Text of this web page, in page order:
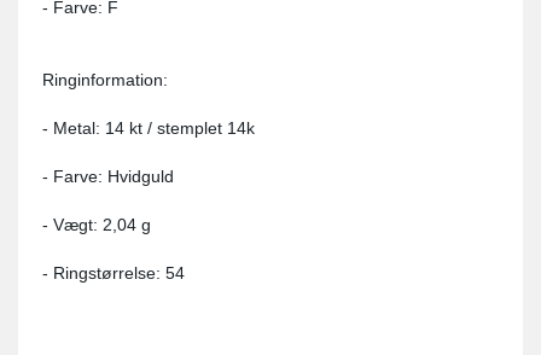
- Farve: F
Ringinformation:
- Metal: 14 kt / stemplet 14k
- Farve: Hvidguld
- Vægt: 2,04 g
- Ringstørrelse: 54